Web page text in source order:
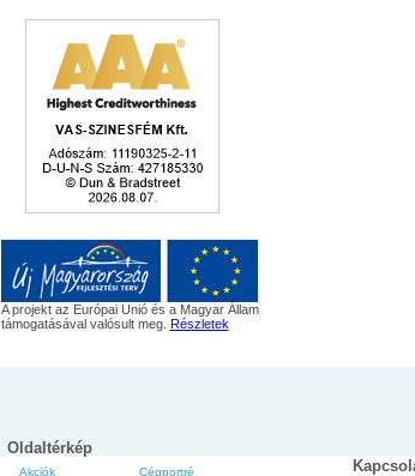
A projekt az Európai Unió és a Magyar Állam
támogatásával valósult meg. Részletek
Oldaltérkép
Akciók Cégportré